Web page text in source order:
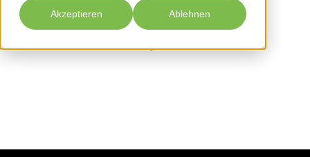
Akzeptieren Ablehnen